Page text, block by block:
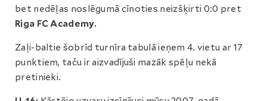
bet nedēļas noslēgumā cīnoties neizšķirti 0:0 pret
Riga FC Academy.
Zaļi-baltie šobrīd turnīra tabulā ieņem 4. vietu ar 17
punktiem, taču ir aizvadījuši mazāk spēļu nekā
pretinieki.